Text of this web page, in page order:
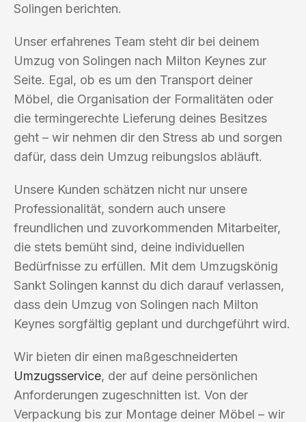
Solingen berichten.
Unser erfahrenes Team steht dir bei deinem
Umzug von Solingen nach Milton Keynes zur
Seite. Egal, ob es um den Transport deiner
Möbel, die Organisation der Formalitäten oder
die termingerechte Lieferung deines Besitzes
geht – wir nehmen dir den Stress ab und sorgen
dafür, dass dein Umzug reibungslos abläuft.
Unsere Kunden schätzen nicht nur unsere
Professionalität, sondern auch unsere
freundlichen und zuvorkommenden Mitarbeiter,
die stets bemüht sind, deine individuellen
Bedürfnisse zu erfüllen. Mit dem Umzugskönig
Sankt Solingen kannst du dich darauf verlassen,
dass dein Umzug von Solingen nach Milton
Keynes sorgfältig geplant und durchgeführt wird.
Wir bieten dir einen maßgeschneiderten
Umzugsservice, der auf deine persönlichen
Anforderungen zugeschnitten ist. Von der
Verpackung bis zur Montage deiner Möbel – wir